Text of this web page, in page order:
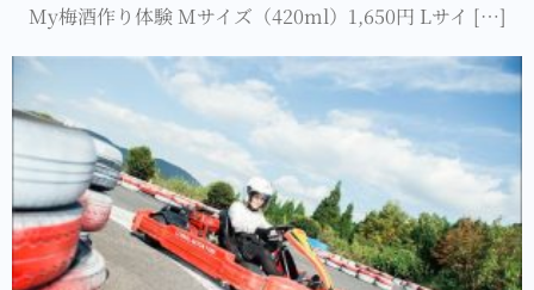
My梅酒作り体験 Mサイズ（420ml）1,650円 Lサイ […]